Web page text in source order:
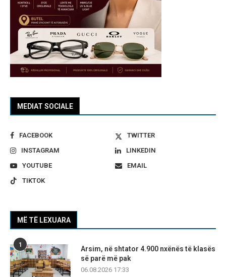
MEDIAT SOCIALE
FACEBOOK
TWITTER
INSTAGRAM
LINKEDIN
YOUTUBE
EMAIL
TIKTOK
MË TË LEXUARA
1
Arsim, në shtator 4.900 nxënës të klasës
së parë më pak
06.08.2026 17:33